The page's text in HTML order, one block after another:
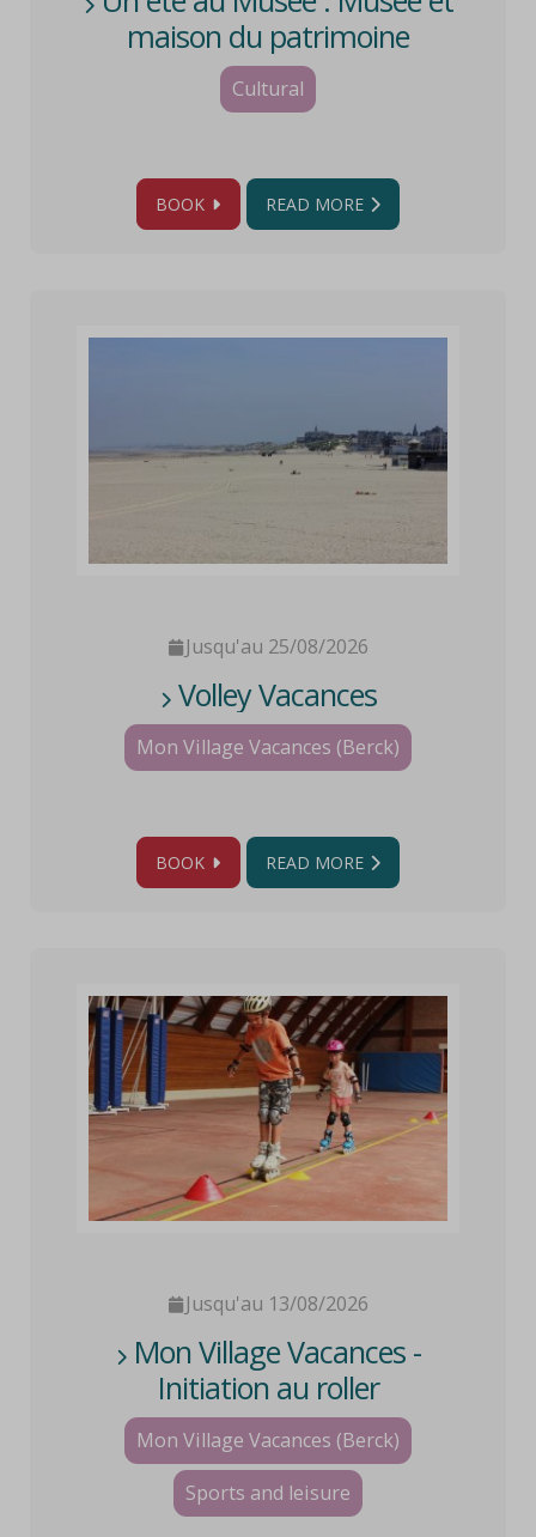
maison du patrimoine
Cultural
BOOK READ MORE
Jusqu'au 25/08/2026
Volley Vacances
Mon Village Vacances (Berck)
BOOK READ MORE
Jusqu'au 13/08/2026
Mon Village Vacances -
Initiation au roller
Mon Village Vacances (Berck)
Sports and leisure